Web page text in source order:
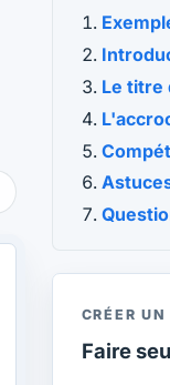
Le titre
CRÉER UN
Faire